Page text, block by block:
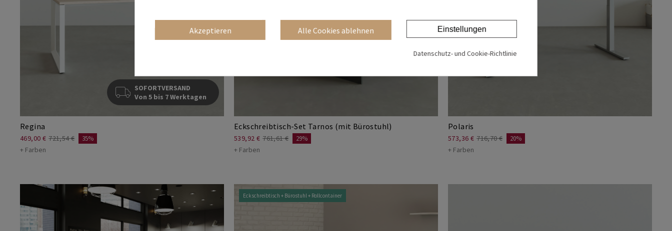
SOFORTVERSAND
Von 5 bis 7 Werktagen
Regina
469,00 € 721,54 € 35%
+ Farben
Eckschreibtisch-Set Tarnos (mit Bürostuhl)
539,92 € 761,61 € 29%
+ Farben
Polaris
573,36 € 716,70 € 20%
+ Farben
Eckschreibtisch + Bürostuhl + Rollcontainer
Akzeptieren Alle Cookies ablehnen Einstellungen
Datenschutz- und Cookie-Richtlinie